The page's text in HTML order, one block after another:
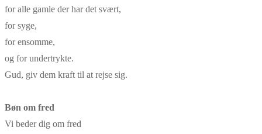
for alle gamle der har det svært,
for syge,
for ensomme,
og for undertrykte.
Gud, giv dem kraft til at rejse sig.
Bøn om fred
Vi beder dig om fred